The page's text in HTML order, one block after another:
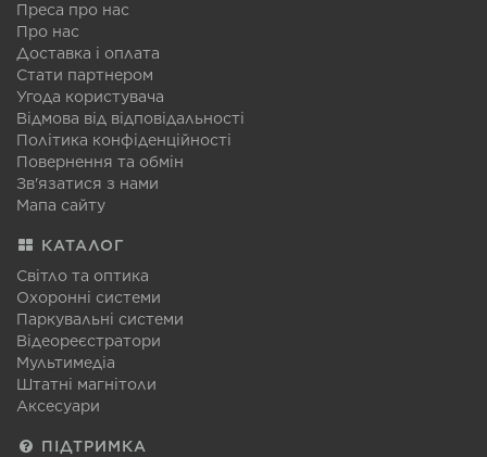
Преса про нас
Про нас
Доставка і оплата
Стати партнером
Угода користувача
Відмова від відповідальності
Політика конфіденційності
Повернення та обмін
Зв'язатися з нами
Мапа сайту
КАТАЛОГ
Світло та оптика
Охоронні системи
Паркувальні системи
Відеореєстратори
Мультимедіа
Штатні магнітоли
Аксесуари
ПІДТРИМКА